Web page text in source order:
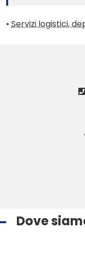
• Servizi logistici,
Dove